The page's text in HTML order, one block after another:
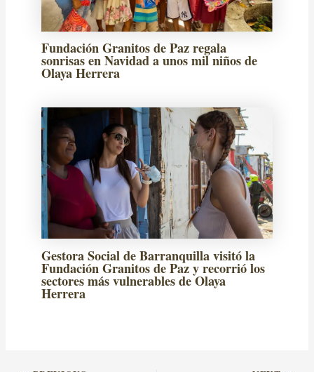
Fundación Granitos de Paz regala
sonrisas en Navidad a unos mil niños de
Olaya Herrera
Gestora Social de Barranquilla visitó la
Fundación Granitos de Paz y recorrió los
sectores más vulnerables de Olaya
Herrera